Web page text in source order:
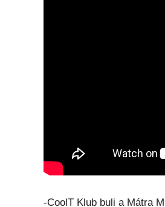
-CoolT Klub buli a Mátra